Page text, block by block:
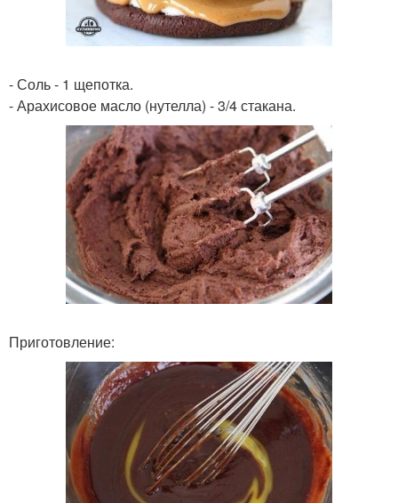
- Соль - 1 щепотка.
- Арахисовое масло (нутелла) - 3/4 стакана.
Приготовление: